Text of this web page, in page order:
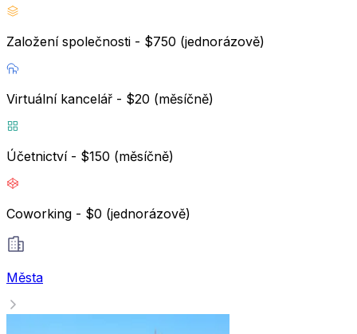
Založení společnosti - $750 (jednorázově)
Virtuální kancelář - $20 (měsíčně)
Účetnictví - $150 (měsíčně)
Coworking - $0 (jednorázově)
Města